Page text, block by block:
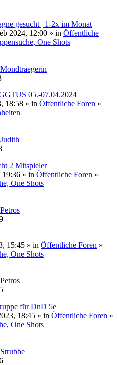
gesucht | 1-2x im Monat
2024, 12:00 » in Öffentliche
One Shots
Mondtraegerin
05.-07.04.2024
18:58 » in Öffentliche Foren »
Judith
2 Mitspieler
19:36 » in Öffentliche Foren »
One Shots
Petros
15:45 » in Öffentliche Foren »
One Shots
Petros
für DnD 5e
18:45 » in Öffentliche Foren »
One Shots
Strubbe